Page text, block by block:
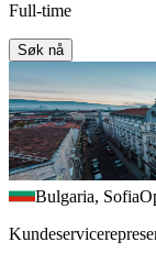
Full-time
Søk nå
Bulgaria, Sofia